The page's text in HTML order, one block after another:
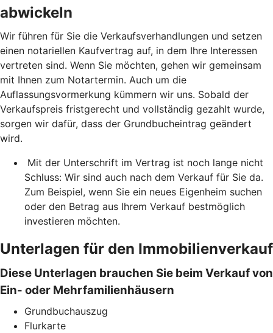
abwickeln
Wir führen für Sie die Verkaufsverhandlungen und setzen
einen notariellen Kaufvertrag auf, in dem Ihre Interessen
vertreten sind. Wenn Sie möchten, gehen wir gemeinsam
mit Ihnen zum Notartermin. Auch um die
Auflassungsvormerkung kümmern wir uns. Sobald der
Verkaufspreis fristgerecht und vollständig gezahlt wurde,
sorgen wir dafür, dass der Grundbucheintrag geändert
wird.
Mit der Unterschrift im Vertrag ist noch lange nicht
Schluss: Wir sind auch nach dem Verkauf für Sie da.
Zum Beispiel, wenn Sie ein neues Eigenheim suchen
oder den Betrag aus Ihrem Verkauf bestmöglich
investieren möchten.
Unterlagen für den Immobilienverkauf
Diese Unterlagen brauchen Sie beim Verkauf von
Ein- oder Mehrfamilienhäusern
Grundbuchauszug
Flurkarte